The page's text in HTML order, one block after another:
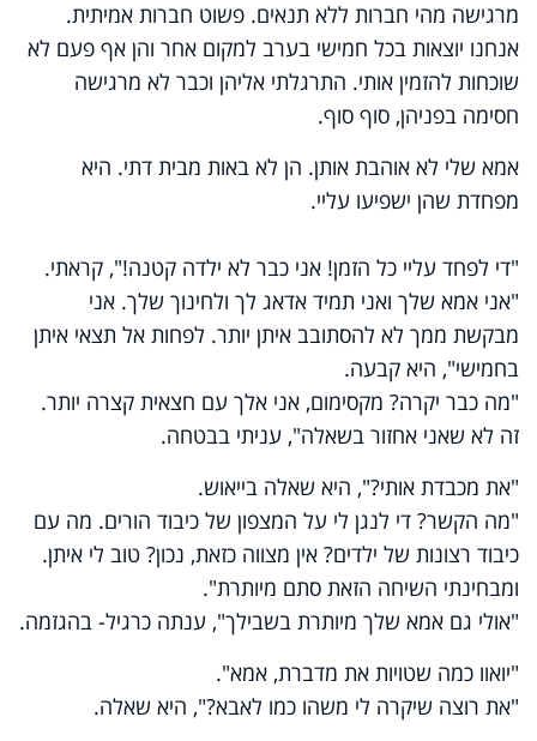
מרגישה מהי חברות ללא תנאים. פשוט חברות אמיתית.
אנחנו יוצאות בכל חמישי בערב למקום אחר והן אף פעם לא
שוכחות להזמין אותי. התרגלתי אליהן וכבר לא מרגישה
חסימה בפניהן, סוף סוף.
אמא שלי לא אוהבת אותן. הן לא באות מבית דתי. היא
מפחדת שהן ישפיעו עליי.
"די לפחד עליי כל הזמן! אני כבר לא ילדה קטנה!", קראתי.
"אני אמא שלך ואני תמיד אדאג לך ולחינוך שלך. אני
מבקשת ממך לא להסתובב איתן יותר. לפחות אל תצאי איתן
בחמישי", היא קבעה.
"מה כבר יקרה? מקסימום, אני אלך עם חצאית קצרה יותר.
זה לא שאני אחזור בשאלה", עניתי בבטחה.
"את מכבדת אותי?", היא שאלה בייאוש.
"מה הקשר? די לנגן לי על המצפון של כיבוד הורים. מה עם
כיבוד רצונות של ילדים? אין מצווה כזאת, נכון? טוב לי איתן.
ומבחינתי השיחה הזאת סתם מיותרת".
"אולי גם אמא שלך מיותרת בשבילך", ענתה כרגיל- בהגזמה.
"יואוו כמה שטויות את מדברת, אמא".
"את רוצה שיקרה לי משהו כמו לאבא?", היא שאלה.